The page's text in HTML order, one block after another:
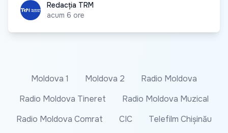
Redacția TRM
Redacția TRM
acum 6 ore
Moldova 1 Moldova 2
Radio Moldova
Radio Moldova Tineret
Radio Moldova Muzical
Radio Moldova Comrat
CIC
Telefilm Chișinău